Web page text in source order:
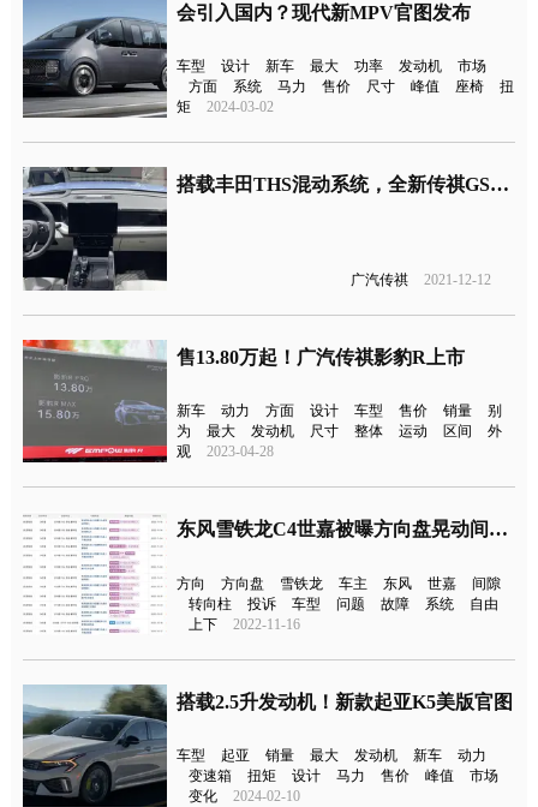
会引入国内？现代新MPV官图发布
车型 设计 新车 最大 功率 发动机
市场
方面
系统 马力 售价 尺寸 峰值 座椅
扭
矩
2024-03-02
搭载丰田THS混动系统，全新传祺GS8公布售价
广汽传祺 2021-12-12
售13.80万起！广汽传祺影豹R上市
新车 动力 方面 设计 车型 售价 销量
别
为
最大 发动机 尺寸 整体 运动 区间
外
观
2023-04-28
东风雪铁龙C4世嘉被曝方向盘晃动间隙大
方向 方向盘 雪铁龙 车主 东风 世嘉
间隙
转向柱
投诉 车型 问题 故障 系统
自由
上下
2022-11-16
搭载2.5升发动机！新款起亚K5美版官图
车型 起亚 销量 最大 发动机 新车
动力
变速箱
扭矩 设计 马力 售价 峰值
市场
变化
2024-02-10